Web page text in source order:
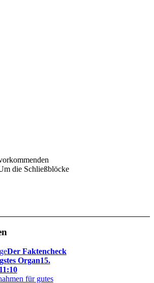
die Schließblöcke
Der Faktencheck
Organ15.